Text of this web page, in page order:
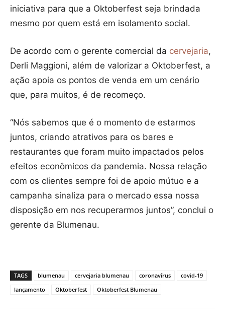
iniciativa para que a Oktoberfest seja brindada
mesmo por quem está em isolamento social.
De acordo com o gerente comercial da cervejaria,
Derli Maggioni, além de valorizar a Oktoberfest, a
ação apoia os pontos de venda em um cenário
que, para muitos, é de recomeço.
“Nós sabemos que é o momento de estarmos
juntos, criando atrativos para os bares e
restaurantes que foram muito impactados pelos
efeitos econômicos da pandemia. Nossa relação
com os clientes sempre foi de apoio mútuo e a
campanha sinaliza para o mercado essa nossa
disposição em nos recuperarmos juntos”, conclui o
gerente da Blumenau.
TAGS blumenau cervejaria blumenau coronavírus
covid-19
lançamento
Oktoberfest Oktoberfest Blumenau